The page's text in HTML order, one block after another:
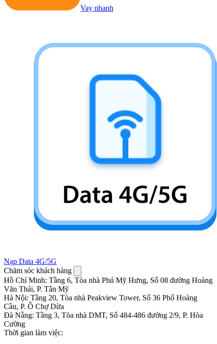
Vay nhanh
Nạp Data 4G/5G
Chăm sóc khách hàng
Hồ Chí Minh: Tầng 6, Tòa nhà Phú Mỹ Hưng, Số 08 đường Hoàng
Văn Thái, P. Tân Mỹ
Hà Nội: Tầng 20, Tòa nhà Peakview Tower, Số 36 Phố Hoàng
Cầu, P. Ô Chợ Dừa
Đà Nẵng: Tầng 3, Tòa nhà DMT, Số 484-486 đường 2/9, P. Hòa
Cường
Thời gian làm việc: